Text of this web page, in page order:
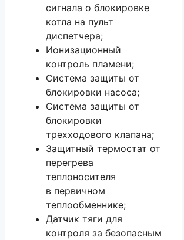
сигнала о блокировке
котла на пульт
диспетчера;
Ионизационный
контроль пламени;
Система защиты от
блокировки насоса;
Система защиты от
блокировки
трехходового клапана;
Защитный термостат от
перегрева
теплоносителя
в первичном
теплообменнике;
Датчик тяги для
контроля за безопасным